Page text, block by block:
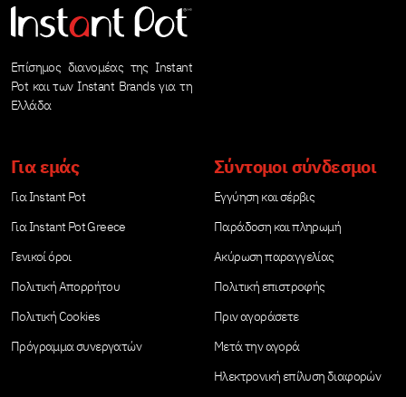
Επίσημος διανομέας της Instant
Pot και των Instant Brands για τη
Ελλάδα
Για εμάς
Για Instant Pot
Για Instant Pot Greece
Γενικοί όροι
Πολιτική Απορρήτου
Πολιτική Cookies
Πρόγραμμα συνεργατών
Σύντομοι σύνδεσμοι
Εγγύηση και σέρβις
Παράδοση και πληρωμή
Ακύρωση παραγγελίας
Πολιτική επιστροφής
Πριν αγοράσετε
Μετά την αγορά
Ηλεκτρονική επίλυση διαφορών